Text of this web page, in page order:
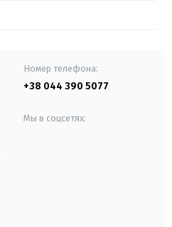
Номер телефона:
+38 044 390 5077
Мы в соцсетях: